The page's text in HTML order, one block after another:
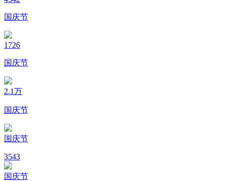
国庆节
1726
国庆节
2.1万
国庆节
国庆节
3543
国庆节